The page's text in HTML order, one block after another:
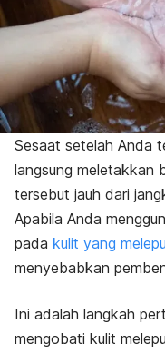
Sesaat setelah Anda
langsung meletakkan
tersebut jauh dari
Apabila Anda
pada kulit yang
menyebabkan
Ini adalah langkah
mengobati kulit